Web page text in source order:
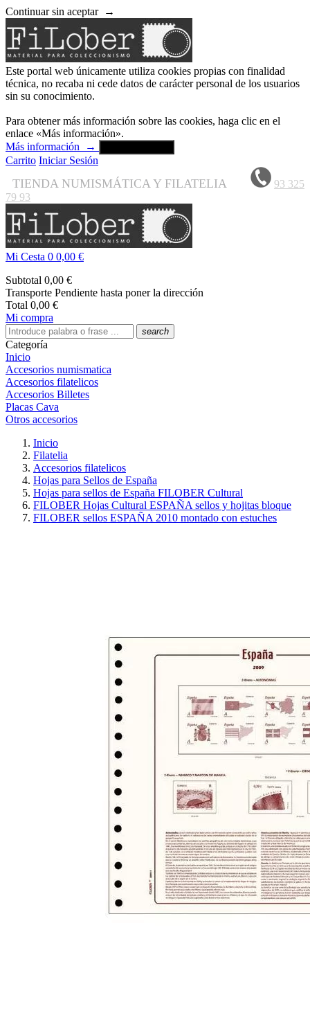
Continuar sin aceptar →
Este portal web únicamente utiliza cookies propias con finalidad
técnica, no recaba ni cede datos de carácter personal de los usuarios
sin su conocimiento.
Para obtener más información sobre las cookies, haga clic en el
enlace «Más información».
Más información
→
Carrito Iniciar Sesión
TIENDA NUMISMÁTICA Y FILATELIA
93 325
79 93
Mi Cesta 0 0,00 €
Subtotal 0,00 €
Transporte Pendiente hasta poner la dirección
Total 0,00 €
Mi compra
search
Categoría
Inicio
Accesorios numismatica
Accesorios filatelicos
Accesorios Billetes
Placas Cava
Otros accesorios
Inicio
Filatelia
Accesorios filatelicos
Hojas para Sellos de España
Hojas para sellos de España FILOBER Cultural
FILOBER Hojas Cultural ESPAÑA sellos y hojitas bloque
FILOBER sellos ESPAÑA 2010 montado con estuches